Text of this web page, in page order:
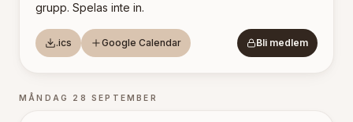
grupp. Spelas inte in.
.ics Google Calendar Bli medlem
MÅNDAG 28 SEPTEMBER